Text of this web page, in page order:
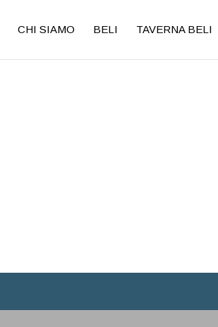
CHI SIAMO BELI TAVERNA BELI